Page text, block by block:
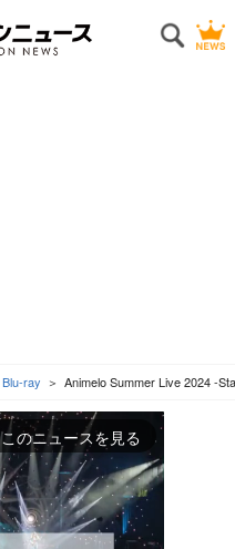
Blu-ray Animelo Summer Live 2024 -
このニュースを見る